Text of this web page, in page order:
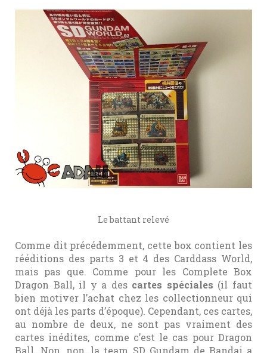
Le battant relevé
Comme dit précédemment, cette box contient les
rééditions des parts 3 et 4 des Carddass World,
mais pas que. Comme pour les Complete Box
Dragon Ball, il y a des cartes spéciales (il faut
bien motiver l’achat chez les collectionneur qui
ont déjà les parts d’époque). Cependant, ces cartes,
au nombre de deux, ne sont pas vraiment des
cartes inédites, comme c’est le cas pour Dragon
Ball. Non, non, la team SD Gundam de Bandai a